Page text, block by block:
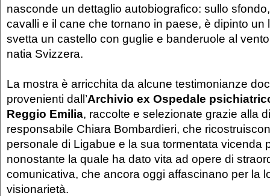
nasconde un dettaglio autobiografico: sullo
cavalli e il cane che tornano in paese, è dipinto un
svetta un castello con guglie e banderuole al
natia Svizzera.
La mostra è arricchita da alcune testimonianze
provenienti dall’Archivio ex Ospedale
Reggio Emilia, raccolte e selezionate grazie alla
responsabile Chiara Bombardieri, che
personale di Ligabue e la sua tormentata vicenda
nonostante la quale ha dato vita ad opere di
comunicativa, che ancora oggi affascinano per la
visionarietà.